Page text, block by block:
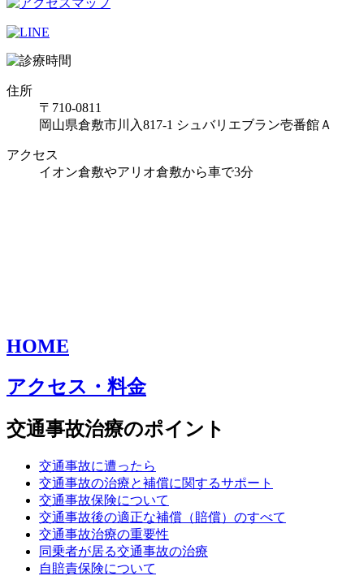
住所
〒710-0811
岡山県倉敷市川入817-1 シュバリエブラン壱番館Ａ
アクセス
イオン倉敷やアリオ倉敷から車で3分
HOME
アクセス・料金
交通事故治療のポイント
交通事故に遭ったら
交通事故の治療と補償に関するサポート
交通事故保険について
交通事故後の適正な補償（賠償）のすべて
交通事故治療の重要性
同乗者が居る交通事故の治療
自賠責保険について